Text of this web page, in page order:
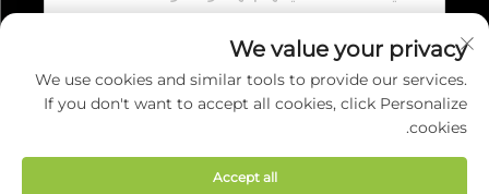
0/1000
We value your privacy
We use cookies and similar tools to provide our services.
If you don't want to accept all cookies, click Personalize
cookies.
Accept all